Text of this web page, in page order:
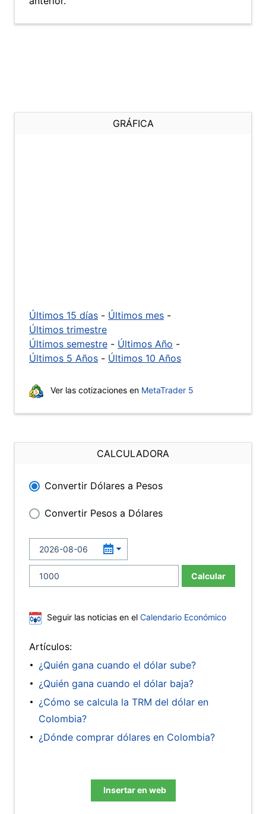
GRÁFICA
Últimos 15 días - Últimos mes -
Últimos trimestre
Últimos semestre - Últimos Año -
Últimos 5 Años - Últimos 10 Años
Ver las cotizaciones en MetaTrader 5
CALCULADORA
Convertir Dólares a Pesos
Convertir Pesos a Dólares
Calcular
Seguir las noticias en el Calendario Económico
Artículos:
¿Quién gana cuando el dólar sube?
¿Quién gana cuando el dólar baja?
¿Cómo se calcula la TRM del dólar en
Colombia?
¿Dónde comprar dólares en Colombia?
Insertar en web